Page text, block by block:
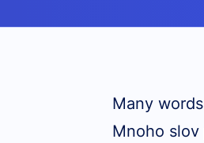
Many words
Mnoho slov